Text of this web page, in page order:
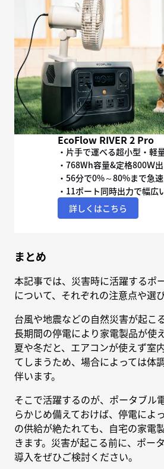
EcoFlow RIVER 2 Pro
・片手で運べる超小型・軽
・768Wh容量&定格800Ｗ
・56分で0%～80%まで急
・11ポート同時出力で幅広
詳しくはこちら
まとめ
本記事では、災害時に活躍するポ
について、それぞれの注意点や選
台風や地震などの自然災害が起こ
長期間の停電により家電製品が使
夏や冬だと、エアコンが使えず室
てしまうため、場合によっては体
伴います。
そこで活躍するのが、ポータブル
らかじめ備えておけば、停電によ
の供給が絶たれても、自宅の家電
きます。災害が起こる前に、ポー
導入をぜひご検討ください。